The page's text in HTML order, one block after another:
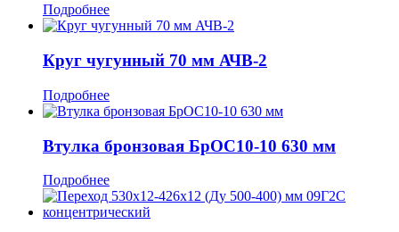
Подробнее
Круг чугунный 70 мм АЧВ-2
Подробнее
Втулка бронзовая БрОС10-10 630 мм
Подробнее